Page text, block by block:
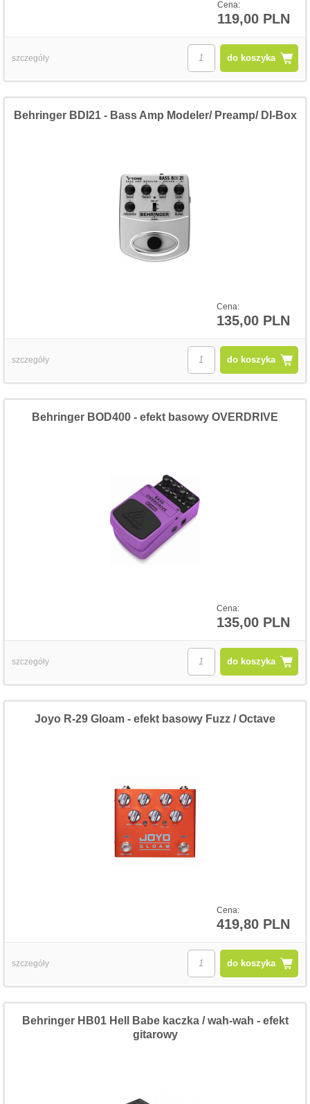
Cena:
119,00 PLN
do koszyka
szczegóły
Cena:
135,00 PLN
Behringer BDI21 - Bass Amp Modeler/ Preamp/ DI-Box
do koszyka
szczegóły
Cena:
135,00 PLN
Behringer BOD400 - efekt basowy OVERDRIVE
do koszyka
szczegóły
Cena:
419,80 PLN
Joyo R-29 Gloam - efekt basowy Fuzz / Octave
do koszyka
szczegóły
Behringer HB01 Hell Babe kaczka / wah-wah - efekt
gitarowy